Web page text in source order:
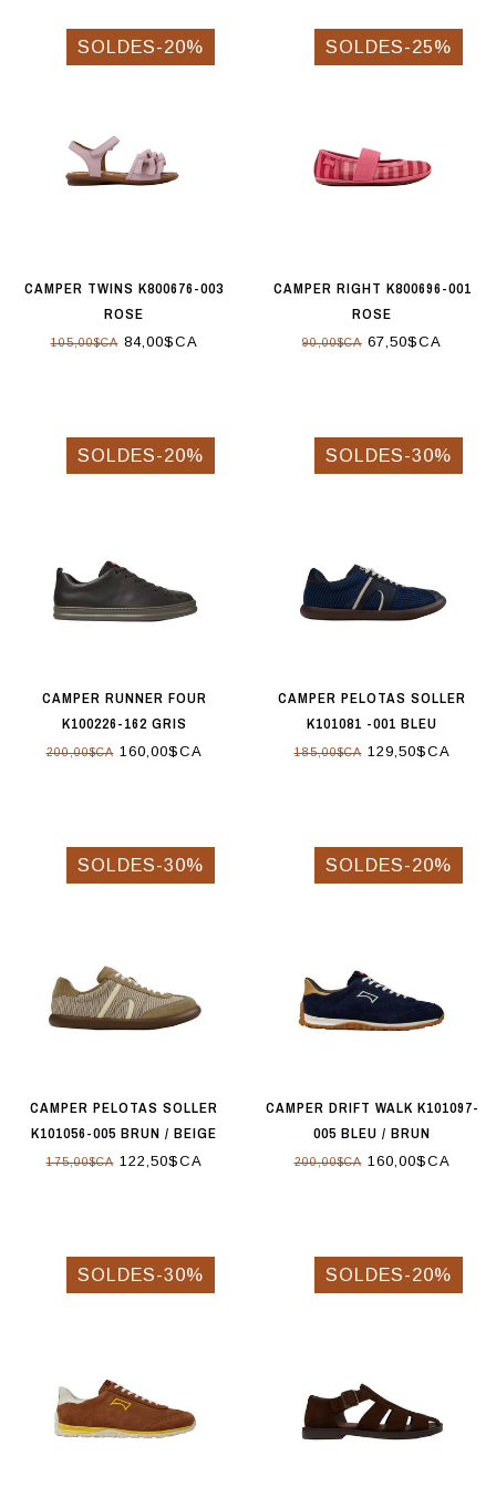
SOLDES-20%
CAMPER TWINS K800676-003
ROSE
105,00$CA84,00$CA
SOLDES-25%
CAMPER RIGHT K800696-001
ROSE
90,00$CA 67,50$CA
SOLDES-20%
CAMPER RUNNER FOUR
K100226-162 GRIS
200,00$CA160,00$CA
SOLDES-30%
CAMPER PELOTAS SOLLER
K101081 -001 BLEU
185,00$CA129,50$CA
SOLDES-30%
CAMPER PELOTAS SOLLER
K101056-005 BRUN / BEIGE
175,00$CA122,50$CA
SOLDES-20%
CAMPER DRIFT WALK K101097-
005 BLEU / BRUN
200,00$CA160,00$CA
SOLDES-30% SOLDES-20%